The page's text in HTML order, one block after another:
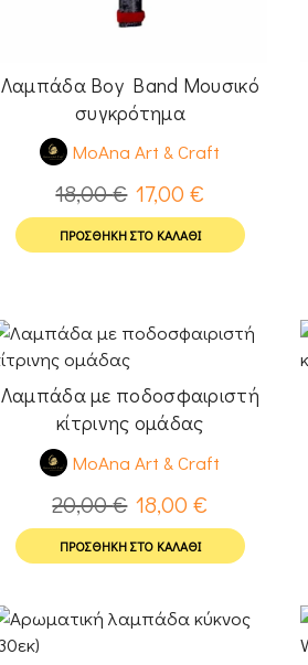
Λαμπάδα Boy Band Μουσικό
συγκρότημα
MoAna Art & Craft
18,00€ 17,00€
ΠΡΟΣΘΉΚΗ ΣΤΟ ΚΑΛΆΘΙ
Λαμπάδα με ποδοσφαιριστή
κίτρινης ομάδας
MoAna Art & Craft
20,00€ 18,00€
ΠΡΟΣΘΉΚΗ ΣΤΟ ΚΑΛΆΘΙ